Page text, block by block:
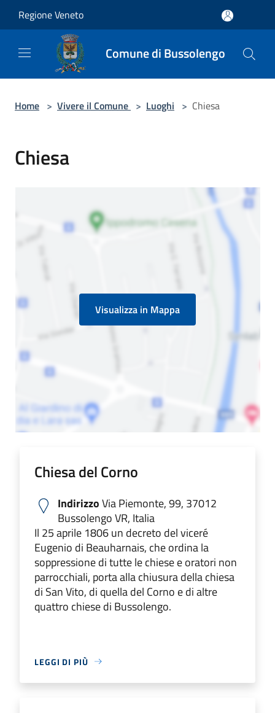
Regione Veneto
Comune di Bussolengo
Home > Vivere il Comune > Luoghi > Chiesa
Chiesa
Visualizza in Mappa
Chiesa del Corno
IndirizzoVia Piemonte, 99, 37012
Bussolengo VR, Italia
Il 25 aprile 1806 un decreto del viceré
Eugenio di Beauharnais, che ordina la
soppressione di tutte le chiese e oratori non
parrocchiali, porta alla chiusura della chiesa
di San Vito, di quella del Corno e di altre
quattro chiese di Bussolengo.
LEGGI DI PIÙ